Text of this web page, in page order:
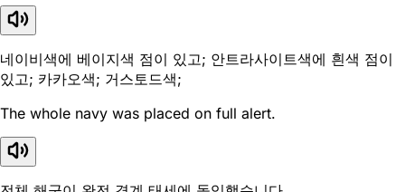
네이비색에 베이지색 점이 있고; 안트라사이트색에 흰색 점이
있고; 카카오색; 거스토드색;
The whole navy was placed on full alert.